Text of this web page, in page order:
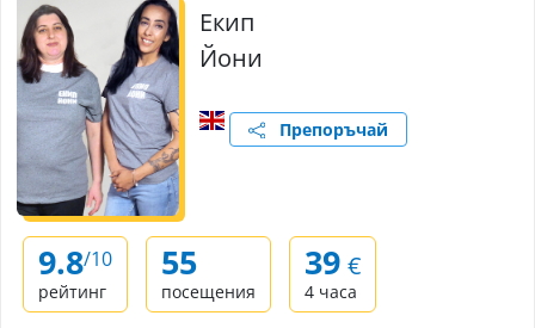
Екип
Йони
Препоръчай
9.8/10
рейтинг
55
посещения
39 €
4 часа